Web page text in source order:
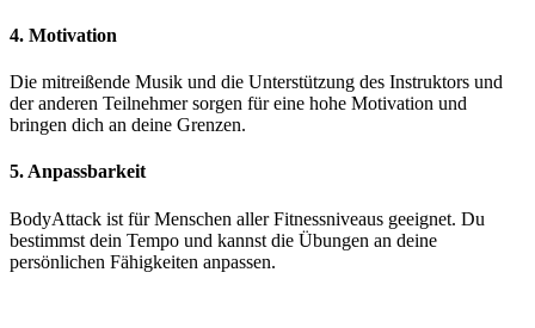
4. Motivation
Die mitreißende Musik und die Unterstützung des Instruktors und
der anderen Teilnehmer sorgen für eine hohe Motivation und
bringen dich an deine Grenzen.
5. Anpassbarkeit
BodyAttack ist für Menschen aller Fitnessniveaus geeignet. Du
bestimmst dein Tempo und kannst die Übungen an deine
persönlichen Fähigkeiten anpassen.